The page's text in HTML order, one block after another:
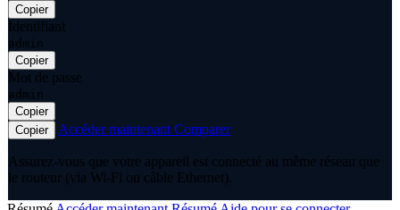
Copier
Identifiant
admin
Copier
Mot de passe
admin
Copier
Copier
Accéder maintenant Comparer
Assurez-vous que votre appareil est connecté au même réseau que
le routeur (via Wi-Fi ou câble Ethernet).